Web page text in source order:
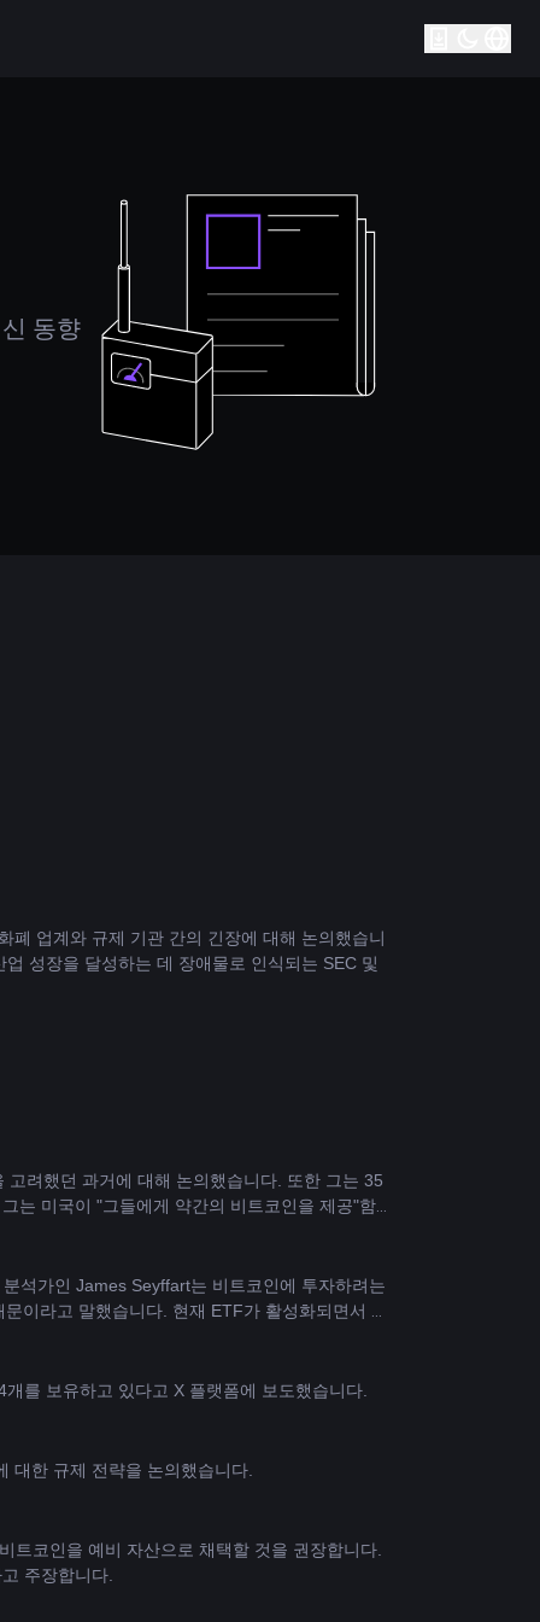
동향
폐 업계와 규제 기관 간의 긴장에 대해 논의했습니
성장을 달성하는 데 장애물로 인식되는 SEC 및
려했던 과거에 대해 논의했습니다. 또한 그는 35
는 미국이 "그들에게 약간의 비트코인을 제공"함으
석가인 James Seyffart는 비트코인에 투자하려는
이라고 말했습니다. 현재 ETF가 활성화되면서 이
를 보유하고 있다고 X 플랫폼에 보도했습니다.
대한 규제 전략을 논의했습니다.
트코인을 예비 자산으로 채택할 것을 권장합니다.
주장합니다.